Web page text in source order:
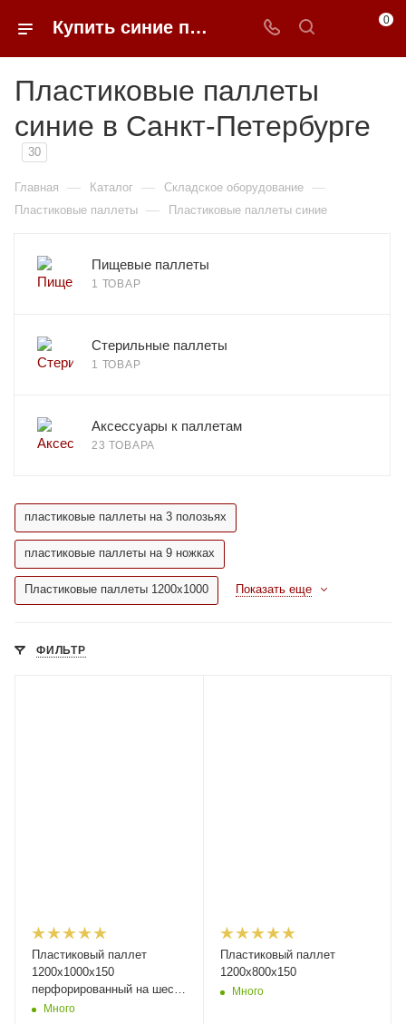
Купить синие пластиковые паллеты в Санкт-Петербурге | 0FFER 0
Пластиковые паллеты
синие в Санкт-Петербурге
30
Главная — Каталог — Складское оборудование —
Пластиковые паллеты — Пластиковые паллеты синие
Пищевые паллеты
1 ТОВАР
Стерильные паллеты
1 ТОВАР
Аксессуары к паллетам
23 ТОВАРА
пластиковые паллеты на 3 полозьях
пластиковые паллеты на 9 ножках
Пластиковые паллеты 1200х1000 Показать еще
ФИЛЬТР
Пластиковый паллет
1200x1000x150
перфорированный на шести
полозьях
Много
Пластиковый паллет
1200x800x150
Много